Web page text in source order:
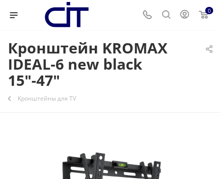
0
Кронштейн KROMAX
IDEAL-6 new black
15"-47"
Кронштейны для ТV